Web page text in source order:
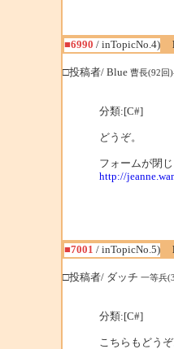
■6990 / inTopicNo.4)
□投稿者/ Blue 曹長(92回
分類:[C#]
どうぞ。
フォームが閉
http://
■7001 / inTopicNo.5)
□投稿者/ ダッチ 一等兵
分類:[C#]
こちらもどうぞ